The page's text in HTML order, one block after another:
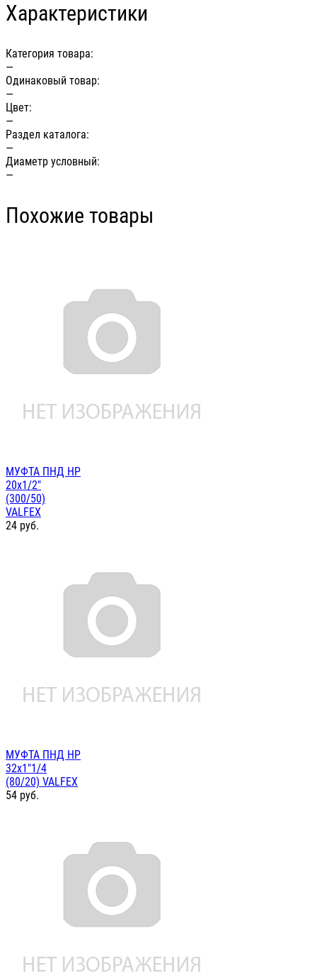
Характеристики
Категория товара:
—
Одинаковый товар:
—
Цвет:
—
Раздел каталога:
—
Диаметр условный:
—
Похожие товары
МУФТА ПНД НР
20х1/2"
(300/50)
VALFEX
24 руб.
МУФТА ПНД НР
32х1"1/4
(80/20) VALFEX
54 руб.